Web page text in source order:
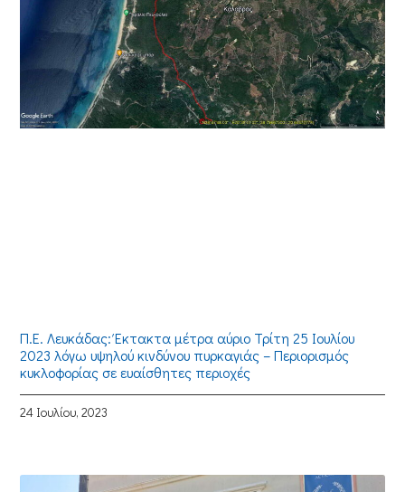
Π.Ε. Λευκάδας: Έκτακτα μέτρα αύριο Τρίτη 25 Ιουλίου
2023 λόγω υψηλού κινδύνου πυρκαγιάς – Περιορισμός
κυκλοφορίας σε ευαίσθητες περιοχές
24 Ιουλίου, 2023